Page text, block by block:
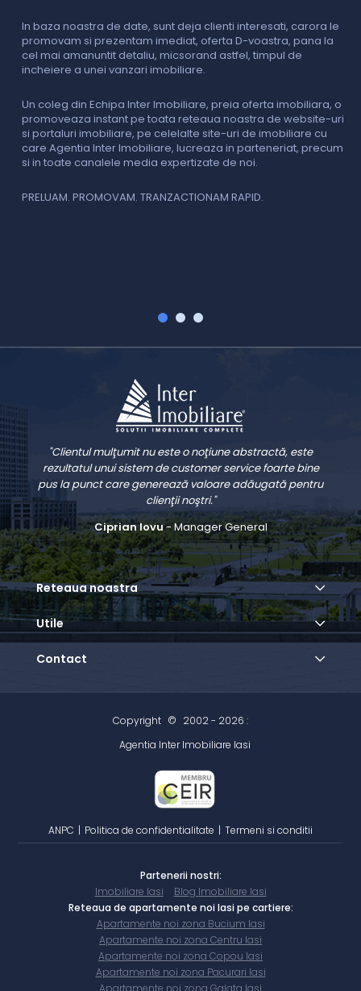
In baza noastra de date, sunt deja clienti interesati, carora le
promovam si prezentam imediat, oferta D-voastra, pana la
cel mai amanuntit detaliu, micsorand astfel, timpul de
incheiere a unei vanzari imobiliare.
Un coleg din Echipa Inter Imobiliare, preia oferta imobiliara, o
promoveaza instant pe toata reteaua noastra de website-uri
si portaluri imobiliare, pe celelalte site-uri de imobiliare cu
care Agentia Inter Imobiliare, lucreaza in parteneriat, precum
si in toate canalele media expertizate de noi.
PRELUAM. PROMOVAM. TRANZACTIONAM RAPID.
"Clientul mulţumit nu este o noţiune abstractă, este
rezultatul unui sistem de customer service foarte bine
pus la punct care generează valoare adăugată pentru
clienţii noştri."
Ciprian Iovu- Manager General
Reteaua noastra
Utile
Contact
Copyright © 2002 - 2026 :
Agentia Inter Imobiliare Iasi
ANPC | Politica de confidentialitate | Termeni si conditii
Partenerii nostri:
Imobiliare Iasi
Blog Imobiliare Iasi
Reteaua de apartamente noi Iasi pe cartiere:
Apartamente noi zona Bucium Iasi
Apartamente noi zona Centru Iasi
Apartamente noi zona Copou Iasi
Apartamente noi zona Pacurari Iasi
Apartamente noi zona Galata Iasi